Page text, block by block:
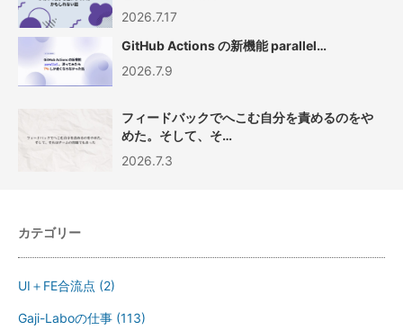
2026.7.17
GitHub Actions の新機能 parallel…
2026.7.9
フィードバックでへこむ自分を責めるのをや
めた。そして、そ…
2026.7.3
カテゴリー
UI＋FE合流点 (2)
Gaji-Laboの仕事 (113)